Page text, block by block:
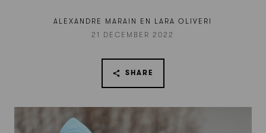
ALEXANDRE MARAIN EN LARA OLIVERI
21 DECEMBER 2022
SHARE